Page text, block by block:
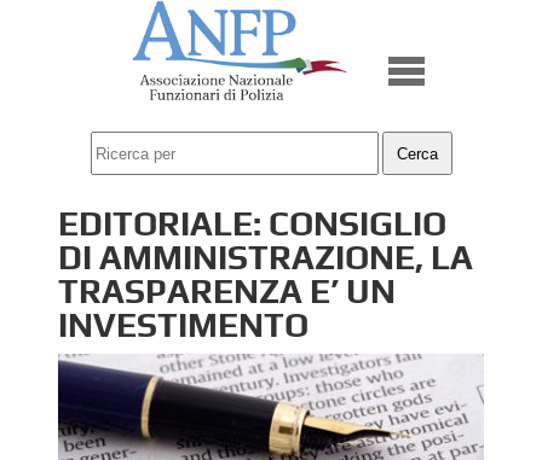
EDITORIALE: CONSIGLIO
DI AMMINISTRAZIONE, LA
TRASPARENZA E’ UN
INVESTIMENTO